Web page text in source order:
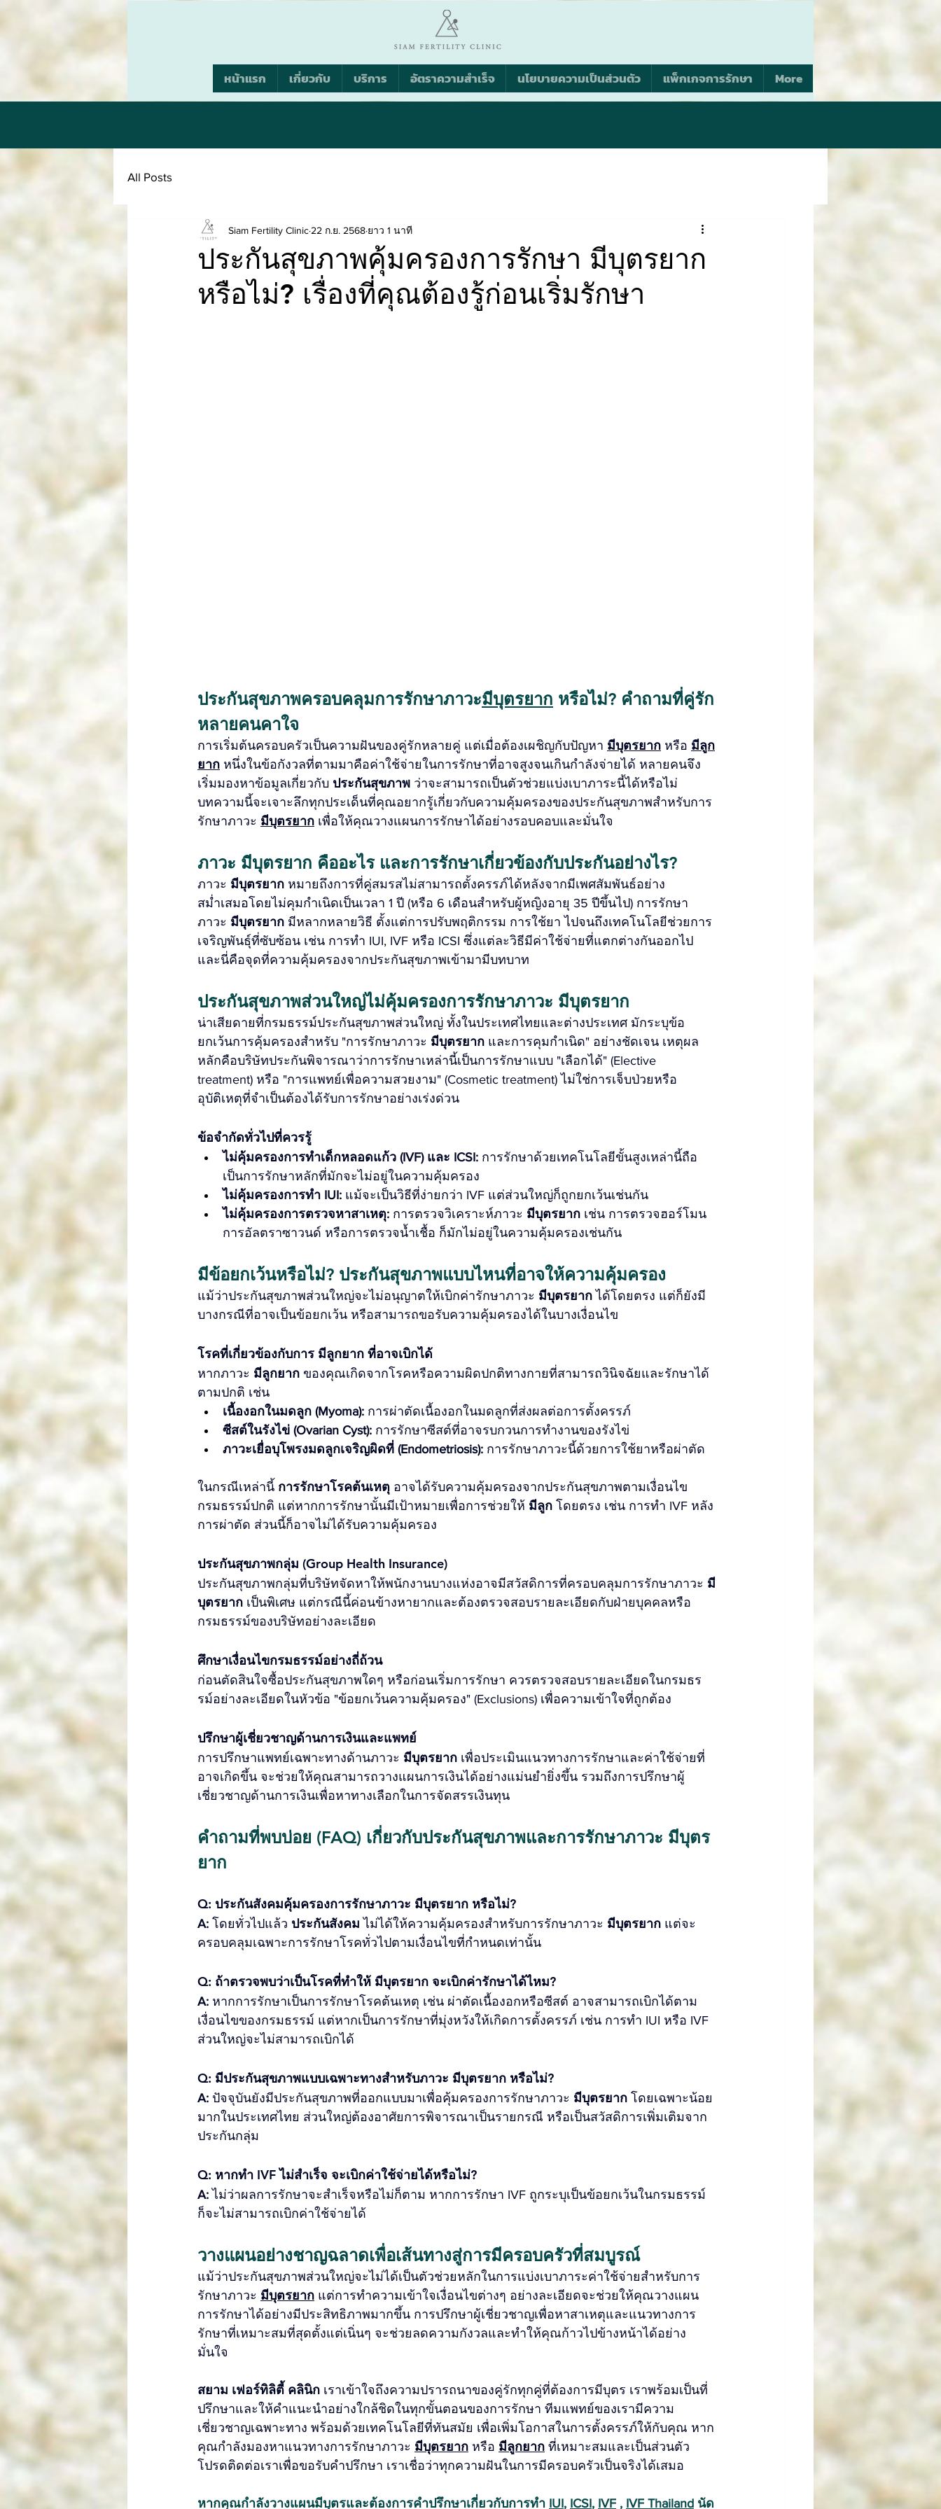
หน้าแรก เกี่ยวกับ บริการ อัตราความสำเร็จ นโยบายความเป็นส่วนตัว แพ็กเกจการรักษา More
All Posts
ประกันสุขภาพคุ้มครองการรักษา มีบุตรยาก
หรือไม่? เรื่องที่คุณต้องรู้ก่อนเริ่มรักษา
Siam Fertility Clinic 22 ก.ย. 2568 ยาว 1 นาที
ประกันสุขภาพครอบคลุมการรักษาภาวะมีบุตรยาก หรือไม่? คำถามที่คู่รัก
หลายคนคาใจ
การเริ่มต้นครอบครัวเป็นความฝันของคู่รักหลายคู่ แต่เมื่อต้องเผชิญกับปัญหา มีบุตรยาก หรือ มีลูก
ยาก หนึ่งในข้อกังวลที่ตามมาคือค่าใช้จ่ายในการรักษาที่อาจสูงจนเกินกำลังจ่ายได้ หลายคนจึง
เริ่มมองหาข้อมูลเกี่ยวกับ ประกันสุขภาพ ว่าจะสามารถเป็นตัวช่วยแบ่งเบาภาระนี้ได้หรือไม่
บทความนี้จะเจาะลึกทุกประเด็นที่คุณอยากรู้เกี่ยวกับความคุ้มครองของประกันสุขภาพสำหรับการ
รักษาภาวะ มีบุตรยาก เพื่อให้คุณวางแผนการรักษาได้อย่างรอบคอบและมั่นใจ
ภาวะ มีบุตรยาก คืออะไร และการรักษาเกี่ยวข้องกับประกันอย่างไร?
ภาวะ มีบุตรยาก หมายถึงการที่คู่สมรสไม่สามารถตั้งครรภ์ได้หลังจากมีเพศสัมพันธ์อย่าง
สม่ำเสมอโดยไม่คุมกำเนิดเป็นเวลา 1 ปี (หรือ 6 เดือนสำหรับผู้หญิงอายุ 35 ปีขึ้นไป) การรักษา
ภาวะ มีบุตรยาก มีหลากหลายวิธี ตั้งแต่การปรับพฤติกรรม การใช้ยา ไปจนถึงเทคโนโลยีช่วยการ
เจริญพันธุ์ที่ซับซ้อน เช่น การทำ IUI, IVF หรือ ICSI ซึ่งแต่ละวิธีมีค่าใช้จ่ายที่แตกต่างกันออกไป
และนี่คือจุดที่ความคุ้มครองจากประกันสุขภาพเข้ามามีบทบาท
ประกันสุขภาพส่วนใหญ่ไม่คุ้มครองการรักษาภาวะ มีบุตรยาก
น่าเสียดายที่กรมธรรม์ประกันสุขภาพส่วนใหญ่ ทั้งในประเทศไทยและต่างประเทศ มักระบุข้อ
ยกเว้นการคุ้มครองสำหรับ "การรักษาภาวะ มีบุตรยาก และการคุมกำเนิด" อย่างชัดเจน เหตุผล
หลักคือบริษัทประกันพิจารณาว่าการรักษาเหล่านี้เป็นการรักษาแบบ "เลือกได้" (Elective
treatment) หรือ "การแพทย์เพื่อความสวยงาม" (Cosmetic treatment) ไม่ใช่การเจ็บป่วยหรือ
อุบัติเหตุที่จำเป็นต้องได้รับการรักษาอย่างเร่งด่วน
ข้อจำกัดทั่วไปที่ควรรู้
ไม่คุ้มครองการทำเด็กหลอดแก้ว (IVF) และ ICSI: การรักษาด้วยเทคโนโลยีขั้นสูงเหล่านี้ถือ
เป็นการรักษาหลักที่มักจะไม่อยู่ในความคุ้มครอง
ไม่คุ้มครองการทำ IUI: แม้จะเป็นวิธีที่ง่ายกว่า IVF แต่ส่วนใหญ่ก็ถูกยกเว้นเช่นกัน
ไม่คุ้มครองการตรวจหาสาเหตุ: การตรวจวิเคราะห์ภาวะ มีบุตรยาก เช่น การตรวจฮอร์โมน
การอัลตราซาวนด์ หรือการตรวจน้ำเชื้อ ก็มักไม่อยู่ในความคุ้มครองเช่นกัน
มีข้อยกเว้นหรือไม่? ประกันสุขภาพแบบไหนที่อาจให้ความคุ้มครอง
แม้ว่าประกันสุขภาพส่วนใหญ่จะไม่อนุญาตให้เบิกค่ารักษาภาวะ มีบุตรยาก ได้โดยตรง แต่ก็ยังมี
บางกรณีที่อาจเป็นข้อยกเว้น หรือสามารถขอรับความคุ้มครองได้ในบางเงื่อนไข
โรคที่เกี่ยวข้องกับการ มีลูกยาก ที่อาจเบิกได้
หากภาวะ มีลูกยาก ของคุณเกิดจากโรคหรือความผิดปกติทางกายที่สามารถวินิจฉัยและรักษาได้
ตามปกติ เช่น
เนื้องอกในมดลูก (Myoma): การผ่าตัดเนื้องอกในมดลูกที่ส่งผลต่อการตั้งครรภ์
ซีสต์ในรังไข่ (Ovarian Cyst): การรักษาซีสต์ที่อาจรบกวนการทำงานของรังไข่
ภาวะเยื่อบุโพรงมดลูกเจริญผิดที่ (Endometriosis): การรักษาภาวะนี้ด้วยการใช้ยาหรือผ่าตัด
ในกรณีเหล่านี้ การรักษาโรคต้นเหตุ อาจได้รับความคุ้มครองจากประกันสุขภาพตามเงื่อนไข
กรมธรรม์ปกติ แต่หากการรักษานั้นมีเป้าหมายเพื่อการช่วยให้ มีลูก โดยตรง เช่น การทำ IVF หลัง
การผ่าตัด ส่วนนี้ก็อาจไม่ได้รับความคุ้มครอง
ประกันสุขภาพกลุ่ม (Group Health Insurance)
ประกันสุขภาพกลุ่มที่บริษัทจัดหาให้พนักงานบางแห่งอาจมีสวัสดิการที่ครอบคลุมการรักษาภาวะ มี
บุตรยาก เป็นพิเศษ แต่กรณีนี้ค่อนข้างหายากและต้องตรวจสอบรายละเอียดกับฝ่ายบุคคลหรือ
กรมธรรม์ของบริษัทอย่างละเอียด
ศึกษาเงื่อนไขกรมธรรม์อย่างถี่ถ้วน
ก่อนตัดสินใจซื้อประกันสุขภาพใดๆ หรือก่อนเริ่มการรักษา ควรตรวจสอบรายละเอียดในกรมธร
รม์อย่างละเอียดในหัวข้อ "ข้อยกเว้นความคุ้มครอง" (Exclusions) เพื่อความเข้าใจที่ถูกต้อง
ปรึกษาผู้เชี่ยวชาญด้านการเงินและแพทย์
การปรึกษาแพทย์เฉพาะทางด้านภาวะ มีบุตรยาก เพื่อประเมินแนวทางการรักษาและค่าใช้จ่ายที่
อาจเกิดขึ้น จะช่วยให้คุณสามารถวางแผนการเงินได้อย่างแม่นยำยิ่งขึ้น รวมถึงการปรึกษาผู้
เชี่ยวชาญด้านการเงินเพื่อหาทางเลือกในการจัดสรรเงินทุน
คำถามที่พบบ่อย (FAQ) เกี่ยวกับประกันสุขภาพและการรักษาภาวะ มีบุตร
ยาก
Q: ประกันสังคมคุ้มครองการรักษาภาวะ มีบุตรยาก หรือไม่?
A: โดยทั่วไปแล้ว ประกันสังคม ไม่ได้ให้ความคุ้มครองสำหรับการรักษาภาวะ มีบุตรยาก แต่จะ
ครอบคลุมเฉพาะการรักษาโรคทั่วไปตามเงื่อนไขที่กำหนดเท่านั้น
Q: ถ้าตรวจพบว่าเป็นโรคที่ทำให้ มีบุตรยาก จะเบิกค่ารักษาได้ไหม?
A: หากการรักษาเป็นการรักษาโรคต้นเหตุ เช่น ผ่าตัดเนื้องอกหรือซีสต์ อาจสามารถเบิกได้ตาม
เงื่อนไขของกรมธรรม์ แต่หากเป็นการรักษาที่มุ่งหวังให้เกิดการตั้งครรภ์ เช่น การทำ IUI หรือ IVF
ส่วนใหญ่จะไม่สามารถเบิกได้
Q: มีประกันสุขภาพแบบเฉพาะทางสำหรับภาวะ มีบุตรยาก หรือไม่?
A: ปัจจุบันยังมีประกันสุขภาพที่ออกแบบมาเพื่อคุ้มครองการรักษาภาวะ มีบุตรยาก โดยเฉพาะน้อย
มากในประเทศไทย ส่วนใหญ่ต้องอาศัยการพิจารณาเป็นรายกรณี หรือเป็นสวัสดิการเพิ่มเติมจาก
ประกันกลุ่ม
Q: หากทำ IVF ไม่สำเร็จ จะเบิกค่าใช้จ่ายได้หรือไม่?
A: ไม่ว่าผลการรักษาจะสำเร็จหรือไม่ก็ตาม หากการรักษา IVF ถูกระบุเป็นข้อยกเว้นในกรมธรรม์
ก็จะไม่สามารถเบิกค่าใช้จ่ายได้
วางแผนอย่างชาญฉลาดเพื่อเส้นทางสู่การมีครอบครัวที่สมบูรณ์
แม้ว่าประกันสุขภาพส่วนใหญ่จะไม่ได้เป็นตัวช่วยหลักในการแบ่งเบาภาระค่าใช้จ่ายสำหรับการ
รักษาภาวะ มีบุตรยาก แต่การทำความเข้าใจเงื่อนไขต่างๆ อย่างละเอียดจะช่วยให้คุณวางแผน
การรักษาได้อย่างมีประสิทธิภาพมากขึ้น การปรึกษาผู้เชี่ยวชาญเพื่อหาสาเหตุและแนวทางการ
รักษาที่เหมาะสมที่สุดตั้งแต่เนิ่นๆ จะช่วยลดความกังวลและทำให้คุณก้าวไปข้างหน้าได้อย่าง
มั่นใจ
สยาม เฟอร์ทิลิตี้ คลินิก เราเข้าใจถึงความปรารถนาของคู่รักทุกคู่ที่ต้องการมีบุตร เราพร้อมเป็นที่
ปรึกษาและให้คำแนะนำอย่างใกล้ชิดในทุกขั้นตอนของการรักษา ทีมแพทย์ของเรามีความ
เชี่ยวชาญเฉพาะทาง พร้อมด้วยเทคโนโลยีที่ทันสมัย เพื่อเพิ่มโอกาสในการตั้งครรภ์ให้กับคุณ หาก
คุณกำลังมองหาแนวทางการรักษาภาวะ มีบุตรยาก หรือ มีลูกยาก ที่เหมาะสมและเป็นส่วนตัว
โปรดติดต่อเราเพื่อขอรับคำปรึกษา เราเชื่อว่าทุกความฝันในการมีครอบครัวเป็นจริงได้เสมอ
หากคุณกำลังวางแผนมีบุตรและต้องการคำปรึกษาเกี่ยวกับการทำ IUI, ICSI, IVF , IVF Thailand นัด